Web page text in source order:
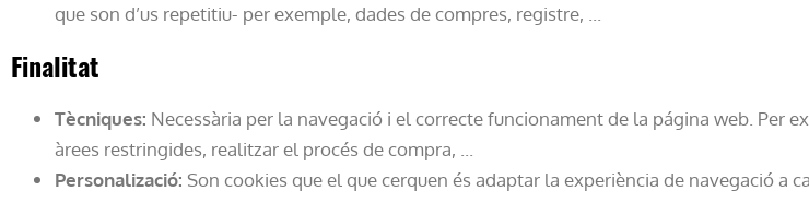
que son d’us repetitiu- per exemple, dades de compres, registre, ...
Finalitat
Tècniques: Necessària per la navegació i el correcte funcionament de la página web. Per
àrees restringides, realitzar el procés de compra, ...
Personalizació: Son cookies que el que cerquen és adaptar la experiència de navegació